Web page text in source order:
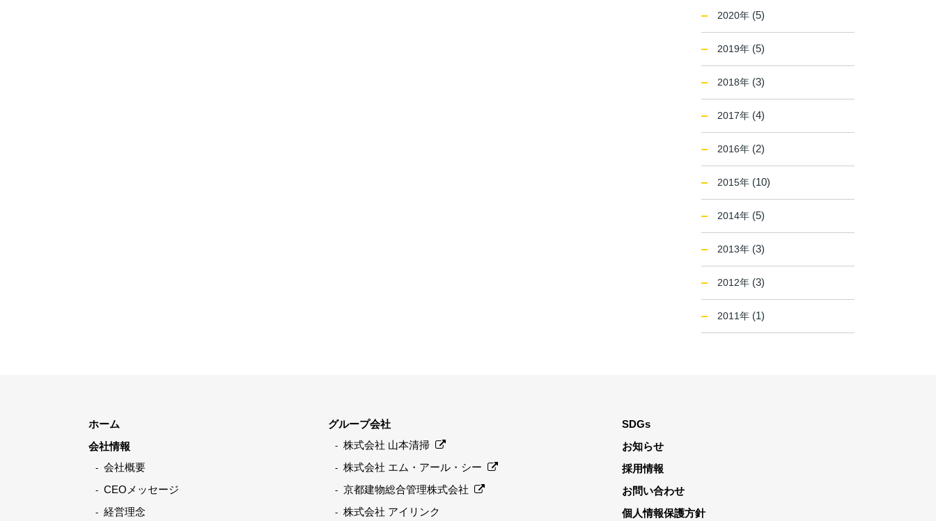
2020年 (5)
2019年 (5)
2018年 (3)
2017年 (4)
2016年 (2)
2015年 (10)
2014年 (5)
2013年 (3)
2012年 (3)
2011年 (1)
ホーム
会社情報
会社概要
CEOメッセージ
経営理念
グループ会社
株式会社 山本清掃
株式会社 エム・アール・シー
京都建物総合管理株式会社
株式会社 アイリンク
SDGs
お知らせ
採用情報
お問い合わせ
個人情報保護方針